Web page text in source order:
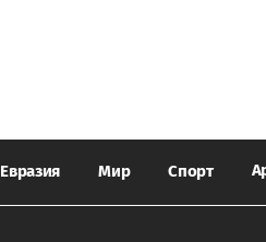
Евразия Мир Спорт